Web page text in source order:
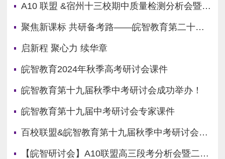
A10 联盟 &宿州十三校期中质量检测分析会暨学科素养实践报告会在灵璧中学顺利召开！
聚焦新课标 共研备考路——皖智教育第二十届秋季中考研讨会在合肥顺利召开！
启新程 聚心力 续华章
皖智教育2024年秋季高考研讨会课件
皖智教育第十九届秋季中考研讨会成功举办！
皖智教育第十九届中考研讨会专家课件
百校联盟&皖智教育第十九届秋季中考研讨会之 2025 年安徽省中考科学备考策略研讨暨毕业班管理经验交流会邀请函
【皖智研讨会】A10联盟高三段考分析会暨二轮备考研讨会